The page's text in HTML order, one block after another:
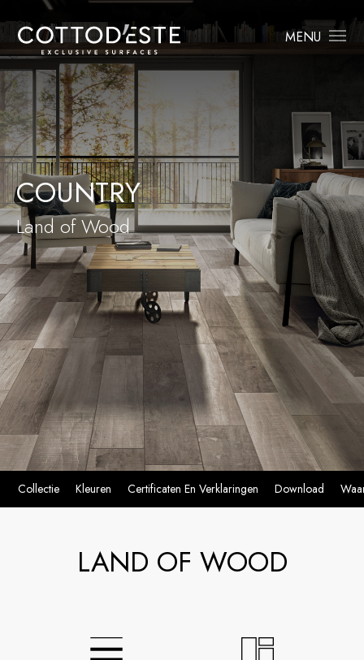
MENU
COUNTRY
Land of Wood
Collectie Kleuren Certificaten En Verklaringen Download
LAND OF WOOD